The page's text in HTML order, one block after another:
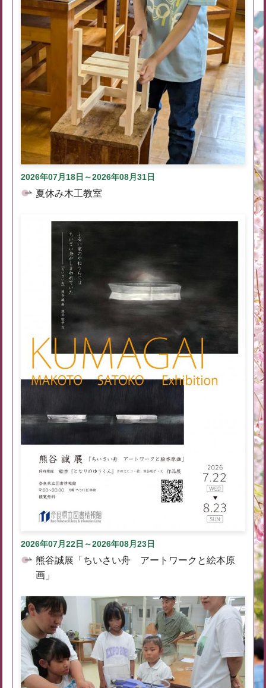
2026年07月18日～2026年08月31日
夏休み木工教室
2026年07月22日～2026年08月23日
熊谷誠展「ちいさい舟 アートワークと絵本原
画」